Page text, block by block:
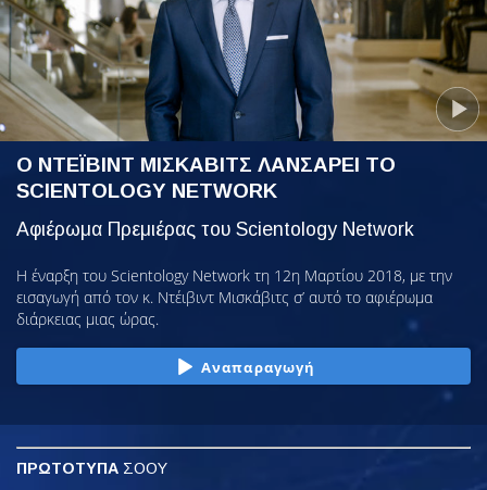
Ο ΝΤΕΪΒΙΝΤ ΜΙΣΚΑΒΙΤΣ ΛΑΝΣΑΡΕΙ ΤΟ
SCIENTOLOGY NETWORK
Αφιέρωμα Πρεμιέρας του Scientology Network
Η έναρξη του Scientology Network τη 12η Μαρτίου 2018, με την
εισαγωγή από τον κ. Ντέιβιντ Μισκάβιτς σ’ αυτό το αφιέρωμα
διάρκειας μιας ώρας.
Αναπαραγωγή
ΠΡΩΤΟΤΥΠΑ ΣΟΟΥ